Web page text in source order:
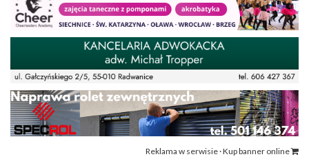
Reklama w serwisie · Kup banner online